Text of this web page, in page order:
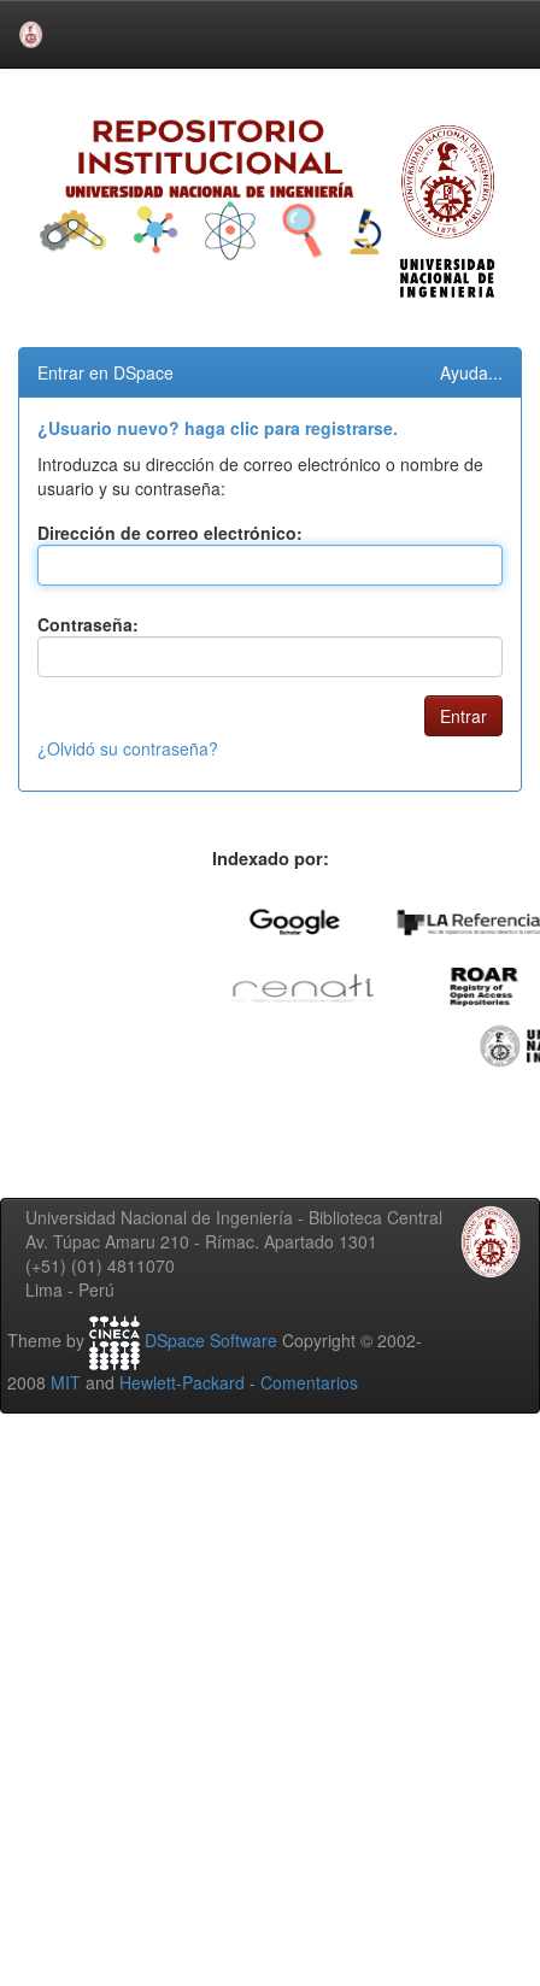
Entrar en DSpace Ayuda...
¿Usuario nuevo? haga clic para registrarse.
Introduzca su dirección de correo electrónico o nombre de
usuario y su contraseña:
Dirección de correo electrónico:
Contraseña:
¿Olvidó su contraseña?
Indexado por:
Universidad Nacional de Ingeniería - Biblioteca Central
Av. Túpac Amaru 210 - Rímac. Apartado 1301
(+51) (01) 4811070
Lima - Perú
Theme by DSpace Software Copyright © 2002-
2008 MIT and Hewlett-Packard - Comentarios